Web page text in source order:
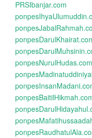
PRSIbanjar.com
ponpesNurulHudas.com